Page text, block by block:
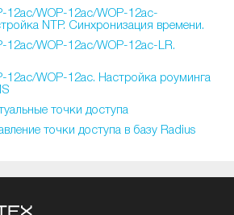
12ac/WOP-12ac/WOP-12ac-
NTP. Синхронизация времени.
12ac/WOP-12ac/WOP-12ac-LR.
12ac/WOP-12ac. Настройка роуминга
точки доступа
точки доступа в базу Radius